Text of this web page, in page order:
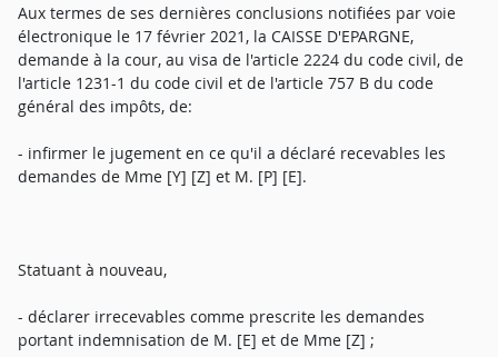
Aux termes de ses dernières conclusions notifiées par voie
électronique le 17 février 2021, la CAISSE D'EPARGNE,
demande à la cour, au visa de l'article 2224 du code civil, de
l'article 1231-1 du code civil et de l'article 757 B du code
général des impôts, de:
- infirmer le jugement en ce qu'il a déclaré recevables les
demandes de Mme [Y] [Z] et M. [P] [E].
Statuant à nouveau,
- déclarer irrecevables comme prescrite les demandes
portant indemnisation de M. [E] et de Mme [Z] ;